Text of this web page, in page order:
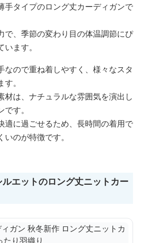
手タイプのロング丈カーディガンで
で、季節の変わり目の体温調節にぴ
ます。
なので重ね着しやすく、様々なスタ
。
材は、ナチュラルな雰囲気を演出し
す。
適に過ごせるため、長時間の着用で
のが特徴です。
エットのロング丈ニットカー